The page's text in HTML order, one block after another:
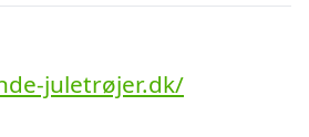
juletrøjer.dk/